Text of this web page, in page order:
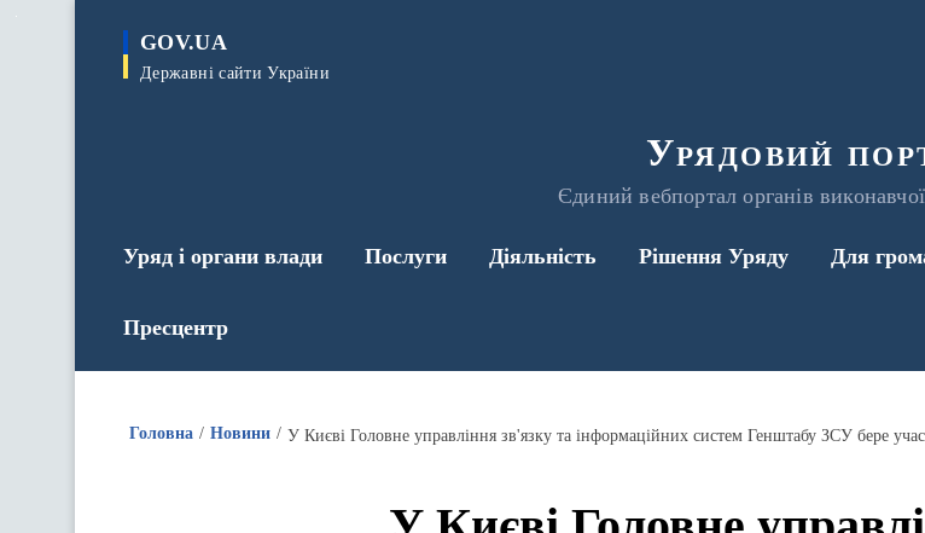
GOV.UA
Державні сайти України
Урядовий
Єдиний вебпортал органів
Уряд і органи влади Послуги Діяльність Рішення Уряду Для
Пресцентр
Головна Новини